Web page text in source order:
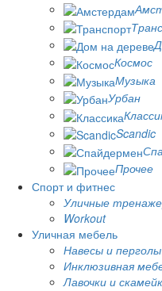
Космос
Музыка
Урбан
Scandic
Прочее
Спорт и фитнес
Уличные
Workout
Уличная мебель
Навесы и перголы
Инклюзивная
Лавочки и